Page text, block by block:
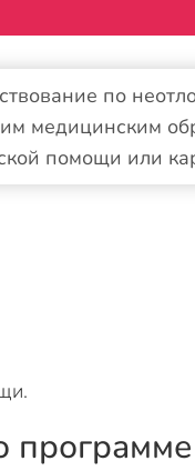
по
медицинским
помощи или
программе